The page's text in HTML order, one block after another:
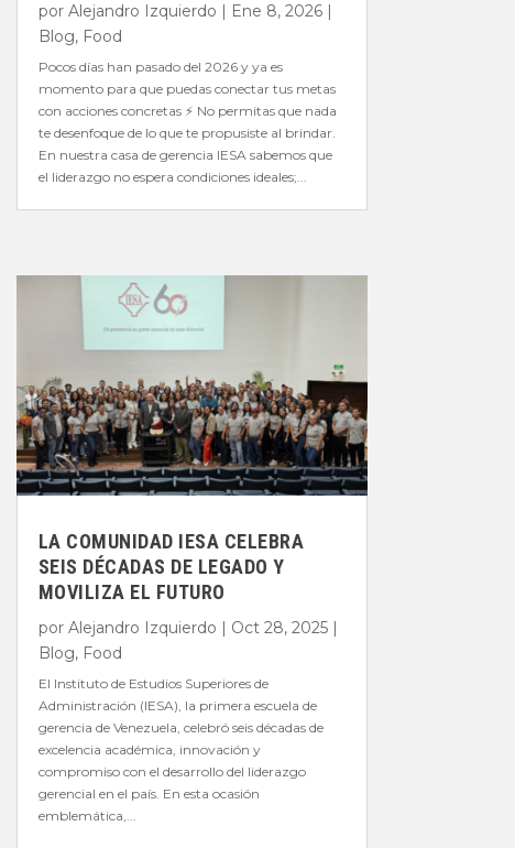
por Alejandro Izquierdo | Ene 8, 2026|
Blog, Food
Pocos días han pasado del 2026 y ya es
momento para que puedas conectar tus metas
con acciones concretas ⚡️ No permitas que nada
te desenfoque de lo que te propusiste al brindar.
En nuestra casa de gerencia IESA sabemos que
el liderazgo no espera condiciones ideales;...
LA COMUNIDAD IESA CELEBRA
SEIS DÉCADAS DE LEGADO Y
MOVILIZA EL FUTURO
por Alejandro Izquierdo | Oct 28, 2025|
Blog, Food
El Instituto de Estudios Superiores de
Administración (IESA), la primera escuela de
gerencia de Venezuela, celebró seis décadas de
excelencia académica, innovación y
compromiso con el desarrollo del liderazgo
gerencial en el país. En esta ocasión
emblemática,...